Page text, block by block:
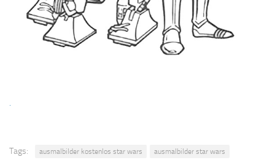
.
Tags: ausmalbilder kostenlos star wars
ausmalbilder star wars